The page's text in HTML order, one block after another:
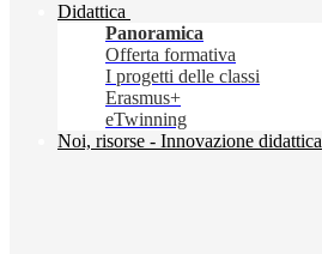
Didattica
Panoramica
Offerta formativa
I progetti delle classi
Erasmus+
eTwinning
Noi, risorse - Innovazione didattica